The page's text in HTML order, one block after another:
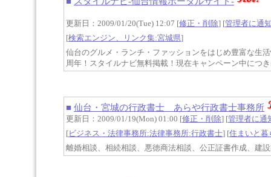
更新日：2009/01/20(Tue) 12:07 [修正・削除] [管理者に通
[検索エンジン、リンク集:宮城県]
仙台のグルメ・ランチ・ファッションをはじめ豊富な生
周年！スタイルナビ無料掲載！現在キャンペーン中につ
■ 仙台・宮城の行政書士 あらや行政書士事務所
更新日：2009/01/19(Mon) 01:00 [修正・削除] [管理者に通
[ビジネス・法律事務所:法律事務所:行政書士] [住まいと暮
離婚相談、相続相談、悪徳商法相談、公正証書作成、建